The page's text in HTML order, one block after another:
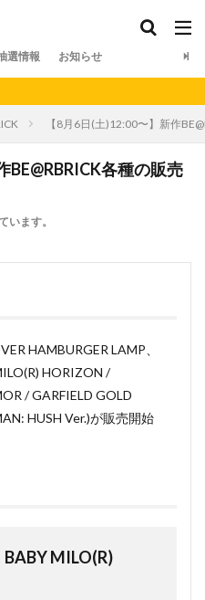
選情報 お知らせ
【8月6日(土)12:00〜】新作
BE@RBRICK各種の販売
います。
HAMBURGER LAMP、
HORIZON /
/ GARFIELD GOLD
HUSH Ver.)が販売開始
BABY MILO(R)